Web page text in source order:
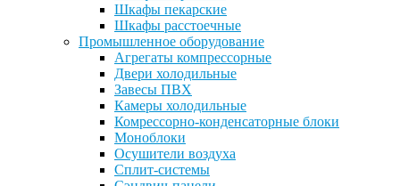
Шкафы пекарские
Шкафы расстоечные
Промышленное оборудование
Агрегаты компрессорные
Двери холодильные
Завесы ПВХ
Камеры холодильные
Комрессорно-конденсаторные блоки
Моноблоки
Осушители воздуха
Сплит-системы